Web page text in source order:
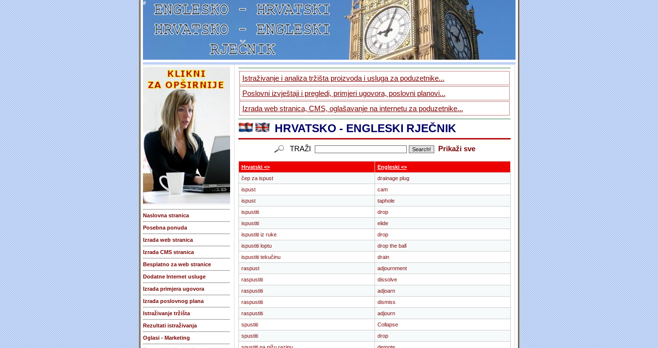
#
Naslovna stranica
Posebna ponuda
Izrada web stranica
Izrada CMS stranica
Besplatno za web stranice
Dodatne Internet usluge
Izrada primjera ugovora
Izrada poslovnog plana
Istraživanje tržišta
Rezultati istraživanja
Oglasi - Marketing
Istraživanje i analiza tržišta proizvoda i usluga za poduzetnike...
Poslovni izvještaji i pregledi, primjeri ugovora, poslovni planovi...
Izrada web stranica, CMS, oglašavanje na internetu za poduzetnike...
HRVATSKO - ENGLESKI RJEČNIK
TRAŽI Prikaži sve
Hrvatski <>
Engleski <>
čep za ispust
drainage plug
ispust
cam
ispust
taphole
ispustiti
drop
ispustiti
elide
ispustiti iz ruke
drop
ispustiti loptu
drop the ball
ispustiti tekučinu
drain
raspust
adjournment
raspustiti
dissolve
raspustiti
adjoarn
raspustiti
dismiss
raspustiti
adjourn
spustiti
Collapse
spustiti
drop